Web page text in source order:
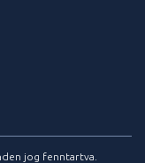
jog fenntartva.